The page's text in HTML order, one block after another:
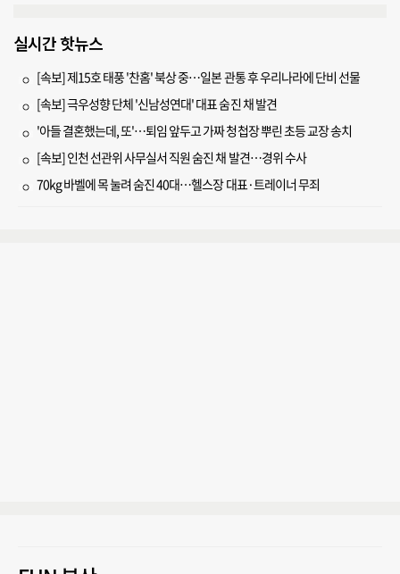
실시간 핫뉴스
[속보] 제15호 태풍 '찬홈' 북상 중…일본 관통 후 우리나라에 단비 선물
[속보] 극우성향 단체 '신남성연대' 대표 숨진 채 발견
'아들 결혼했는데, 또'…퇴임 앞두고 가짜 청첩장 뿌린 초등 교장 송치
[속보] 인천 선관위 사무실서 직원 숨진 채 발견…경위 수사
70kg 바벨에 목 눌려 숨진 40대…헬스장 대표·트레이너 무죄